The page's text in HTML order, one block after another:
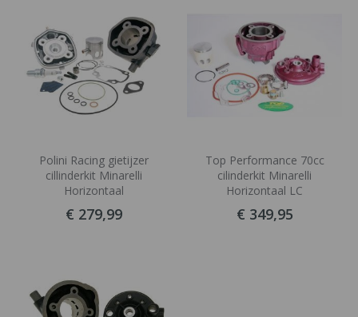
Polini Racing gietijzer
cillinderkit Minarelli
Horizontaal
€ 279,99
Top Performance 70cc
cilinderkit Minarelli
Horizontaal LC
€ 349,95